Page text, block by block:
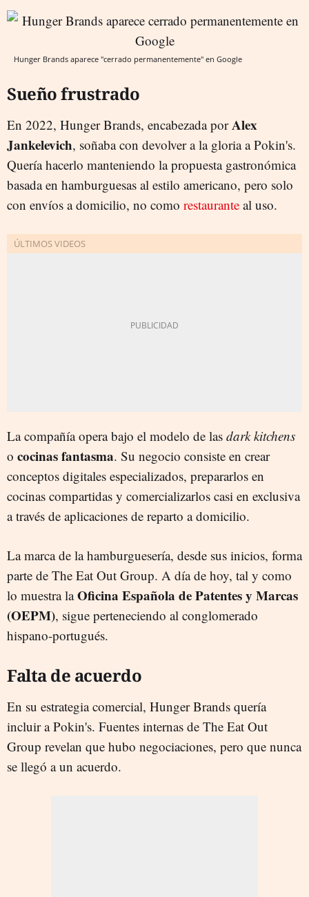
Hunger Brands aparece "cerrado permanentemente" en Google
Sueño frustrado
En 2022, Hunger Brands, encabezada porAlex
Jankelevich, soñaba con devolver a la gloria a Pokin's.
Quería hacerlo manteniendo la propuesta gastronómica
basada en hamburguesas al estilo americano, pero solo
con envíos a domicilio, no como restaurante al uso.
La compañía opera bajo el modelo de las dark kitchens
o cocinas fantasma. Su negocio consiste en crear
conceptos digitales especializados, prepararlos en
cocinas compartidas y comercializarlos casi en exclusiva
a través de aplicaciones de reparto a domicilio.
La marca de la hamburguesería, desde sus inicios, forma
parte de The Eat Out Group. A día de hoy, tal y como
lo muestra laOficina Española de Patentes y Marcas
(OEPM), sigue perteneciendo al conglomerado
hispano-portugués.
Falta de acuerdo
En su estrategia comercial, Hunger Brands quería
incluir a Pokin's. Fuentes internas de The Eat Out
Group revelan que hubo negociaciones, pero que nunca
se llegó a un acuerdo.